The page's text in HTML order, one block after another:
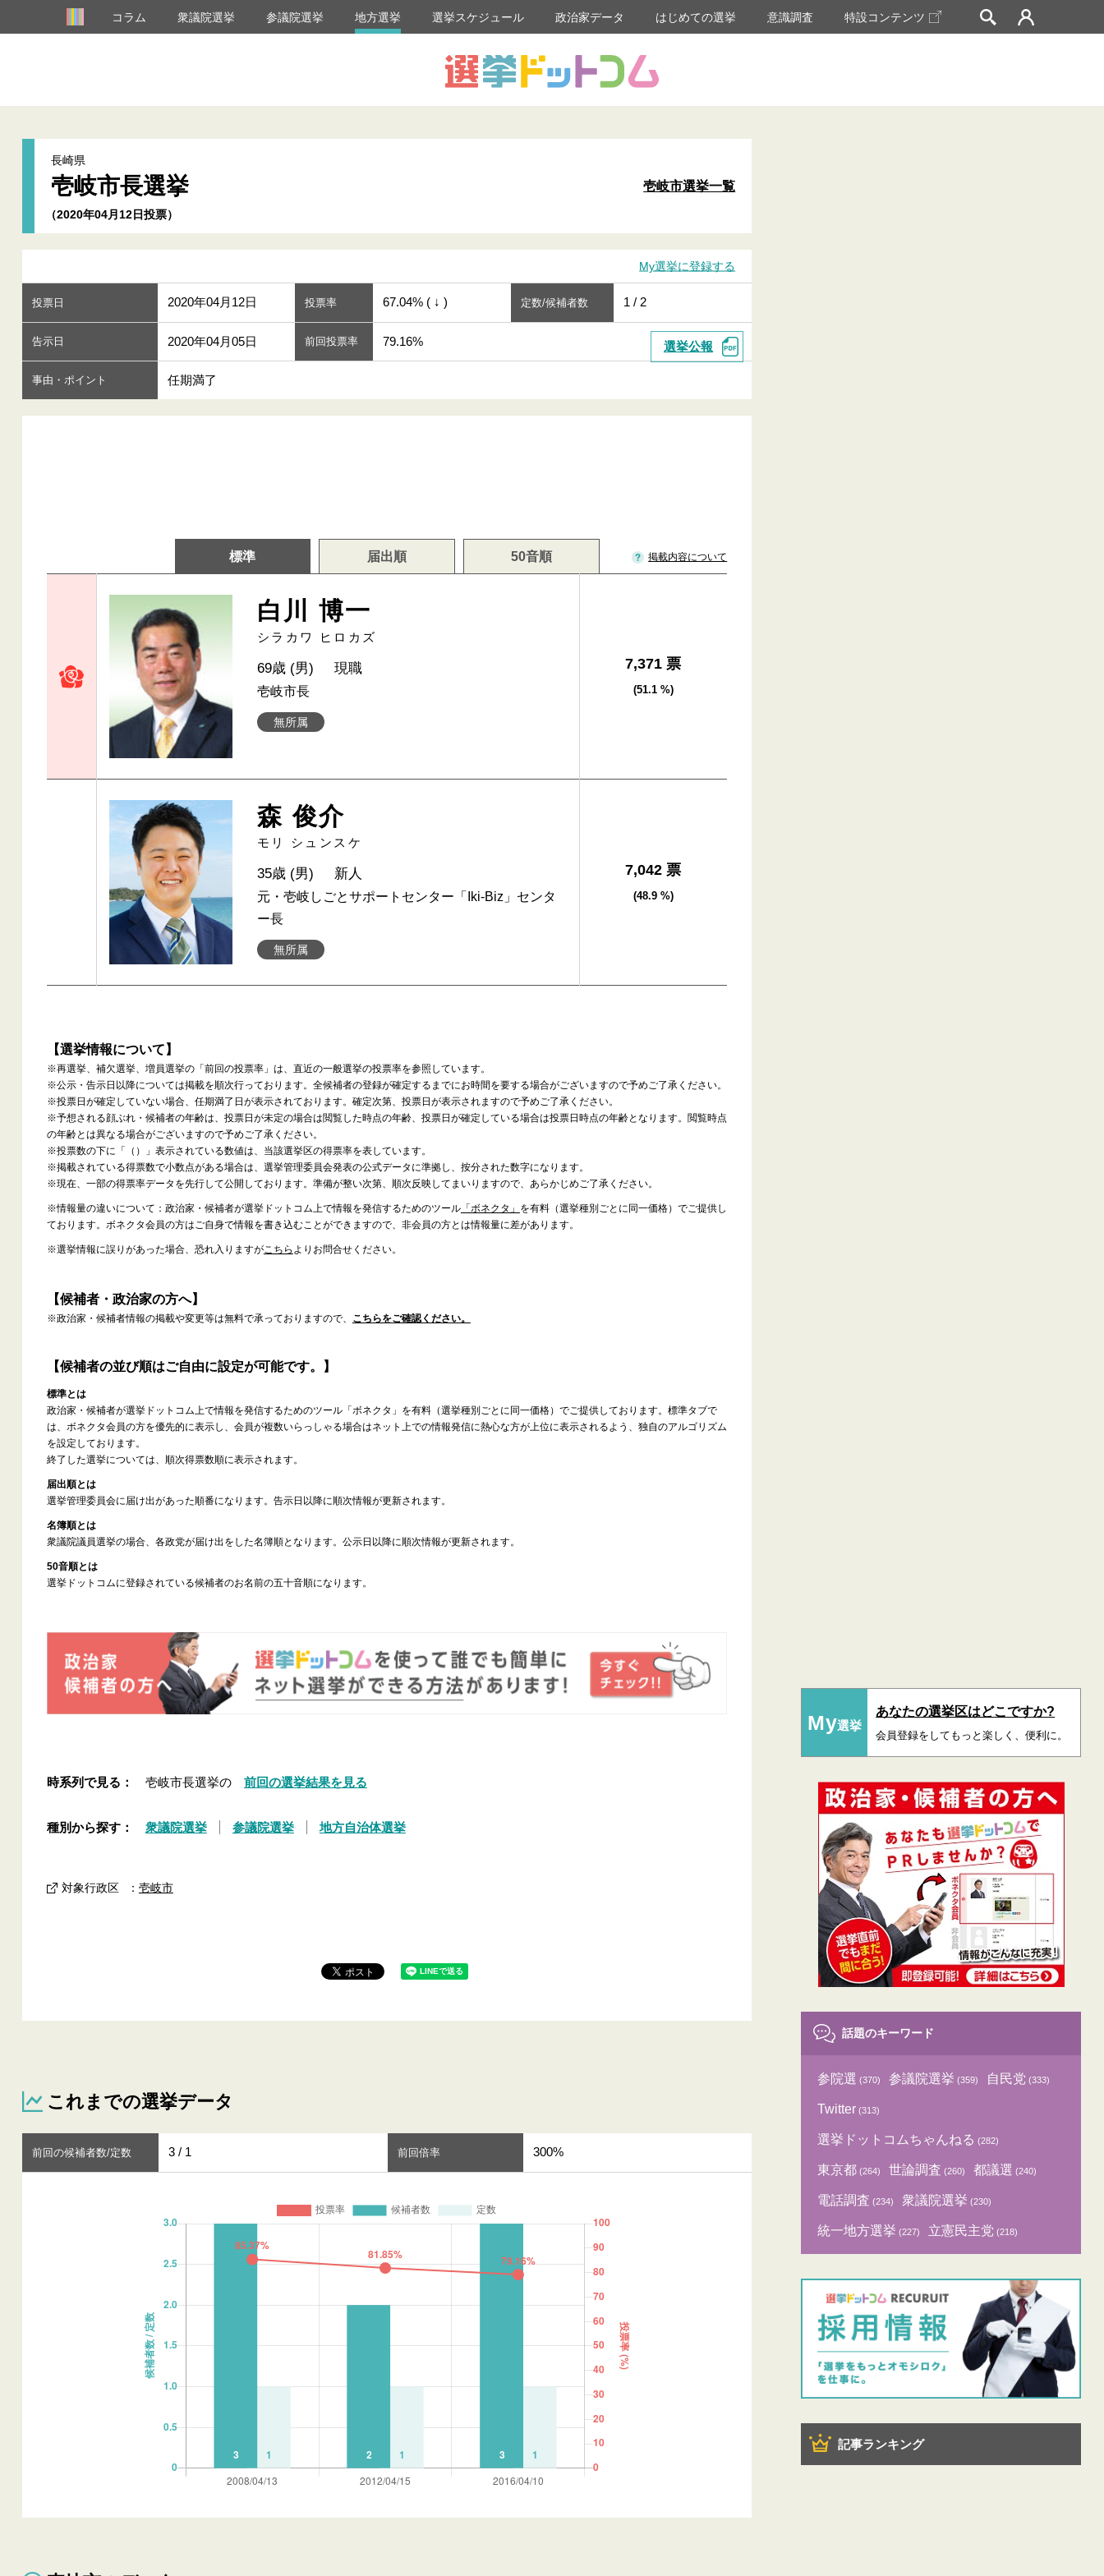
コラム 衆議院選挙 参議院選挙 地方選挙 選挙スケジュール 政治家データ はじめての選挙 意識調査 特設コンテンツ
長崎県
壱岐市長選挙
（2020年04月12日投票）
壱岐市選挙一覧
My選挙に登録する
投票日 2020年04月12日 投票率 67.04% ( ↓ ) 定数/候補者数 1 / 2
告示日 2020年04月05日 前回投票率 79.16% 選挙公報
事由・ポイント 任期満了
標準 届出順 50音順 掲載内容について
白川 博一
シラカワ ヒロカズ
無所属
69歳 (男) 現職
壱岐市長
7,371 票
(51.1 %)
森 俊介
モリ シュンスケ
無所属
35歳 (男) 新人
元・壱岐しごとサポートセンター「Iki-Biz」センタ
ー長
7,042 票
(48.9 %)
【選挙情報について】
※再選挙、補欠選挙、増員選挙の「前回の投票率」は、直近の一般選挙の投票率を参照しています。
※公示・告示日以降については掲載を順次行っております。全候補者の登録が確定するまでにお時間を要する場合がございますので予めご了承ください。
※投票日が確定していない場合、任期満了日が表示されております。確定次第、投票日が表示されますので予めご了承ください。
※予想される顔ぶれ・候補者の年齢は、投票日が未定の場合は閲覧した時点の年齢、投票日が確定している場合は投票日時点の年齢となります。閲覧時点
の年齢とは異なる場合がございますので予めご了承ください。
※投票数の下に「（）」表示されている数値は、当該選挙区の得票率を表しています。
※掲載されている得票数で小数点がある場合は、選挙管理委員会発表の公式データに準拠し、按分された数字になります。
※現在、一部の得票率データを先行して公開しております。準備が整い次第、順次反映してまいりますので、あらかじめご了承ください。
※情報量の違いについて：政治家・候補者が選挙ドットコム上で情報を発信するためのツール「ボネクタ」 を有料（選挙種別ごとに同一価格）でご提供し
ております。ボネクタ会員の方はご自身で情報を書き込むことができますので、非会員の方とは情報量に差があります。
※選挙情報に誤りがあった場合、恐れ入りますがこちら よりお問合せください。
【候補者・政治家の方へ】
※政治家・候補者情報の掲載や変更等は無料で承っておりますので、 こちらをご確認ください。
【候補者の並び順はご自由に設定が可能です。】
標準とは
政治家・候補者が選挙ドットコム上で情報を発信するためのツール「ボネクタ」を有料（選挙種別ごとに同一価格）でご提供しております。標準タブで
は、ボネクタ会員の方を優先的に表示し、会員が複数いらっしゃる場合はネット上での情報発信に熱心な方が上位に表示されるよう、独自のアルゴリズム
を設定しております。
終了した選挙については、順次得票数順に表示されます。
届出順とは
選挙管理委員会に届け出があった順番になります。告示日以降に順次情報が更新されます。
名簿順とは
衆議院議員選挙の場合、各政党が届け出をした名簿順となります。公示日以降に順次情報が更新されます。
50音順とは
選挙ドットコムに登録されている候補者のお名前の五十音順になります。
時系列で見る： 壱岐市長選挙の 前回の選挙結果を見る
種別から探す： 衆議院選挙 参議院選挙 地方自治体選挙
対象行政区 ： 壱岐市
これまでの選挙データ
前回の候補者数/定数 3 / 1 前回倍率 300%
My選挙
あなたの選挙区はどこですか?
会員登録をしてもっと楽しく、便利に。
話題のキーワード
参院選 (370) 参議院選挙 (359) 自民党 (333)
Twitter (313)
選挙ドットコムちゃんねる (282)
東京都 (264) 世論調査 (260) 都議選 (240)
電話調査 (234) 衆議院選挙 (230)
統一地方選挙 (227) 立憲民主党 (218)
記事ランキング